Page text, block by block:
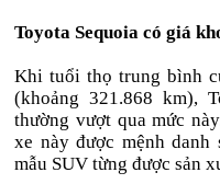
Toyota Sequoia có giá
Khi tuổi thọ trung bình
(khoảng 321.868 km),
thường vượt qua mức
xe này được mệnh
mẫu SUV từng được sản